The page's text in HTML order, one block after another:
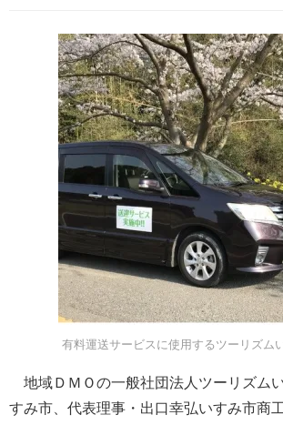
有料運送サービスに使用するツーリズム
地域ＤＭＯの一般社団法人ツーリズム
すみ市、代表理事・出口幸弘いすみ市商